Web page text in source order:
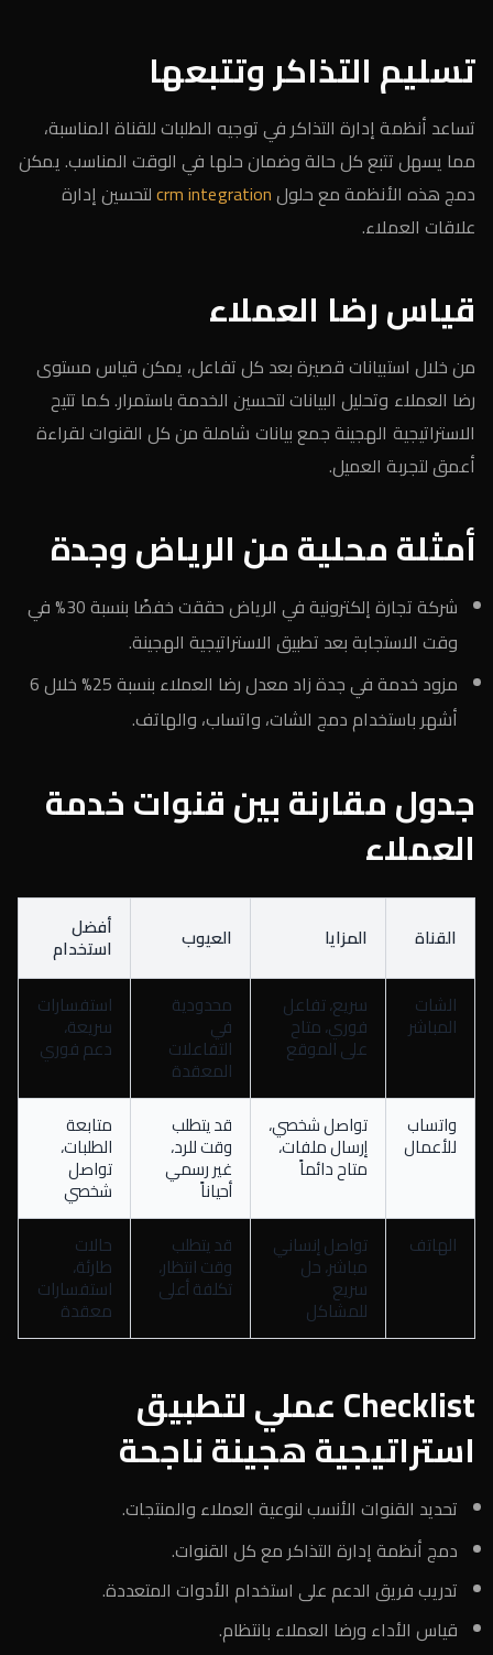
تسليم التذاكر وتتبعها
تساعد أنظمة إدارة التذاكر في توجيه الطلبات للقناة المناسبة،
مما يسهل تتبع كل حالة وضمان حلها في الوقت المناسب. يمكن
دمج هذه الأنظمة مع حلولcrm integrationلتحسين إدارة
علاقات العملاء.
قياس رضا العملاء
من خلال استبيانات قصيرة بعد كل تفاعل، يمكن قياس مستوى
رضا العملاء وتحليل البيانات لتحسين الخدمة باستمرار. كما تتيح
الاستراتيجية الهجينة جمع بيانات شاملة من كل القنوات لقراءة
أعمق لتجربة العميل.
أمثلة محلية من الرياض وجدة
شركة تجارة إلكترونية في الرياض حققت خفضًا بنسبة 30% في
وقت الاستجابة بعد تطبيق الاستراتيجية الهجينة.
مزود خدمة في جدة زاد معدل رضا العملاء بنسبة 25% خلال 6
أشهر باستخدام دمج الشات، واتساب، والهاتف.
جدول مقارنة بين قنوات خدمة
العملاء
القناة المزايا العيوب أفضل
استخدام
الشات
المباشر
سريع، تفاعل
فوري، متاح
على الموقع
محدودية
في
التفاعلات
المعقدة
استفسارات
سريعة،
دعم فوري
واتساب
للأعمال
تواصل شخصي،
إرسال ملفات،
متاح دائماً
قد يتطلب
وقت للرد،
غير رسمي
أحياناً
متابعة
الطلبات،
تواصل
شخصي
الهاتف
تواصل إنساني
مباشر، حل
سريع
للمشاكل
قد يتطلب
وقت انتظار،
تكلفة أعلى
حالات
طارئة،
استفسارات
معقدة
Checklist عملي لتطبيق
استراتيجية هجينة ناجحة
تحديد القنوات الأنسب لنوعية العملاء والمنتجات.
دمج أنظمة إدارة التذاكر مع كل القنوات.
تدريب فريق الدعم على استخدام الأدوات المتعددة.
قياس الأداء ورضا العملاء بانتظام.